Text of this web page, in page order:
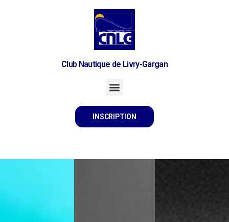
Club Nautique de Livry-Gargan
INSCRIPTION